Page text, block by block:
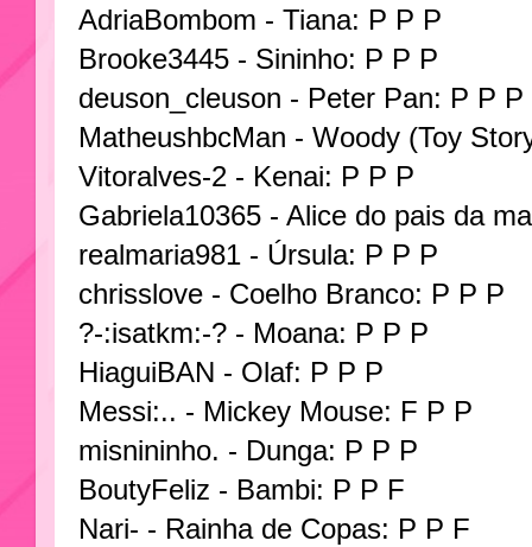
AdriaBombom - Tiana: P P P
Brooke3445 - Sininho: P P P
deuson_cleuson - Peter Pan: P P P
MatheushbcMan - Woody (Toy
Vitoralves-2 - Kenai: P P P
Gabriela10365 - Alice do pais da
realmaria981 - Úrsula: P P P
chrisslove - Coelho Branco: P P P
?-:isatkm:-? - Moana: P P P
HiaguiBAN - Olaf: P P P
Messi:.. - Mickey Mouse: F P P
misnininho. - Dunga: P P P
BoutyFeliz - Bambi: P P F
Nari- - Rainha de Copas: P P F